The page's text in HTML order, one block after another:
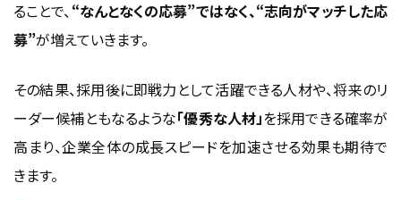
ることで、“なんとなくの応募”ではなく、“志向がマッチした応
募”が増えていきます。
その結果、採用後に即戦力として活躍できる人材や、将来のリ
ーダー候補ともなるような「優秀な人材」を採用できる確率が
高まり、企業全体の成長スピードを加速させる効果も期待で
きます。